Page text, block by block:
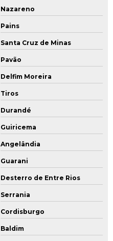
Nazareno
Pains
Santa Cruz de Minas
Pavão
Delfim Moreira
Tiros
Durandé
Guiricema
Angelândia
Guarani
Desterro de Entre Rios
Serrania
Cordisburgo
Baldim